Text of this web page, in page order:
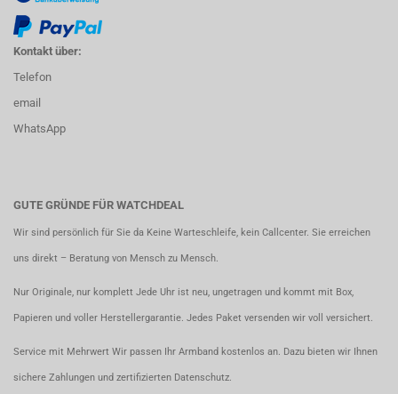
Kontakt über:
Telefon
email
WhatsApp
GUTE GRÜNDE FÜR WATCHDEAL
Wir sind persönlich für Sie da Keine Warteschleife, kein Callcenter. Sie erreichen
uns direkt – Beratung von Mensch zu Mensch.
Nur Originale, nur komplett Jede Uhr ist neu, ungetragen und kommt mit Box,
Papieren und voller Herstellergarantie. Jedes Paket versenden wir voll versichert.
Service mit Mehrwert Wir passen Ihr Armband kostenlos an. Dazu bieten wir Ihnen
sichere Zahlungen und zertifizierten Datenschutz.